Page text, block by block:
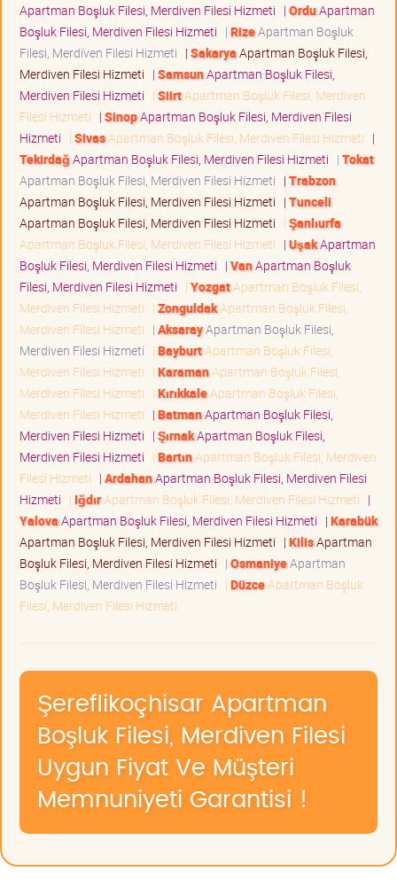
Apartman Boşluk Filesi, Merdiven Filesi Hizmeti | OrduApartman
Boşluk Filesi, Merdiven Filesi Hizmeti | RizeApartman Boşluk
Filesi, Merdiven Filesi Hizmeti | SakaryaApartman Boşluk Filesi,
Merdiven Filesi Hizmeti | SamsunApartman Boşluk Filesi,
Merdiven Filesi Hizmeti | SiirtApartman Boşluk Filesi, Merdiven
Filesi Hizmeti | SinopApartman Boşluk Filesi, Merdiven Filesi
Hizmeti | SivasApartman Boşluk Filesi, Merdiven Filesi Hizmeti |
TekirdağApartman Boşluk Filesi, Merdiven Filesi Hizmeti | Tokat
Apartman Boşluk Filesi, Merdiven Filesi Hizmeti | Trabzon
Apartman Boşluk Filesi, Merdiven Filesi Hizmeti | Tunceli
Apartman Boşluk Filesi, Merdiven Filesi Hizmeti | Şanlıurfa
Apartman Boşluk Filesi, Merdiven Filesi Hizmeti | UşakApartman
Boşluk Filesi, Merdiven Filesi Hizmeti | VanApartman Boşluk
Filesi, Merdiven Filesi Hizmeti | YozgatApartman Boşluk Filesi,
Merdiven Filesi Hizmeti | ZonguldakApartman Boşluk Filesi,
Merdiven Filesi Hizmeti | AksarayApartman Boşluk Filesi,
Merdiven Filesi Hizmeti | BayburtApartman Boşluk Filesi,
Merdiven Filesi Hizmeti | KaramanApartman Boşluk Filesi,
Merdiven Filesi Hizmeti | KırıkkaleApartman Boşluk Filesi,
Merdiven Filesi Hizmeti | BatmanApartman Boşluk Filesi,
Merdiven Filesi Hizmeti | ŞırnakApartman Boşluk Filesi,
Merdiven Filesi Hizmeti | BartınApartman Boşluk Filesi, Merdiven
Filesi Hizmeti | ArdahanApartman Boşluk Filesi, Merdiven Filesi
Hizmeti | IğdırApartman Boşluk Filesi, Merdiven Filesi Hizmeti |
YalovaApartman Boşluk Filesi, Merdiven Filesi Hizmeti | Karabük
Apartman Boşluk Filesi, Merdiven Filesi Hizmeti | KilisApartman
Boşluk Filesi, Merdiven Filesi Hizmeti | OsmaniyeApartman
Boşluk Filesi, Merdiven Filesi Hizmeti | DüzceApartman Boşluk
Filesi, Merdiven Filesi Hizmeti
Şereflikoçhisar Apartman
Boşluk Filesi, Merdiven Filesi
Uygun Fiyat Ve Müşteri
Memnuniyeti Garantisi !